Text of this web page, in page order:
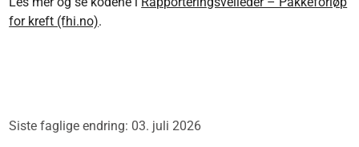
for kreft (fhi.no).
Siste faglige endring: 03. juli 2026